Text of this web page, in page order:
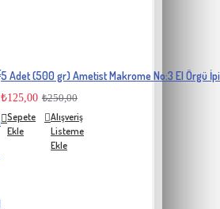
5 Adet (500 gr) Ametist Makrome No:3 El Örgü
₺125,00 ₺250,00
Sepete
Ekle
Alışveriş
Listeme
Ekle